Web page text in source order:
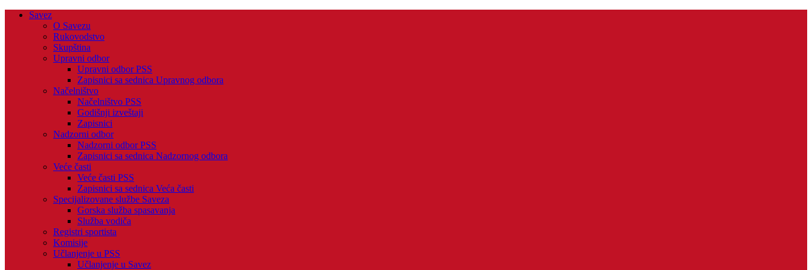
Savez
O Savezu
Rukovodstvo
Skupština
Upravni odbor
Upravni odbor PSS
Zapisnici sa sednica Upravnog odbora
Načelništvo
Načelništvo PSS
Godišnji izveštaji
Zapisnici
Nadzorni odbor
Nadzorni odbor PSS
Zapisnici sa sednica Nadzornog odbora
Veće časti
Veće časti PSS
Zapisnici sa sednica Veća časti
Specijalizovane službe Saveza
Gorska služba spasavanja
Služba vodiča
Registri sportista
Komisije
Učlanjenje u PSS
Učlanjenje u Savez